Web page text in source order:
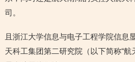
司。
且浙江大学信息与电子工程学院信息
天科工集团第二研究院（以下简称“航